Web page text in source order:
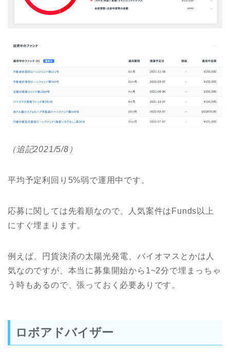
（追記2021/5/8）
平均予定利回り5%弱で運用中です。
応募に関しては先着順なので、人気案件はFunds以上
にすぐ埋まります。
例えば、円貨決済の太陽光発電、バイオマスとかは人
気なのですが、本当に募集開始から1~2分で埋まっちゃ
う時もあるので、張っておく必要ありです。
ロボアドバイザー